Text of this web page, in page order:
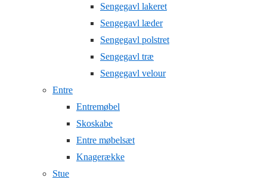
Sengegavl lakeret
Sengegavl læder
Sengegavl polstret
Sengegavl træ
Sengegavl velour
Entre
Entremøbel
Skoskabe
Entre møbelsæt
Knagerække
Stue